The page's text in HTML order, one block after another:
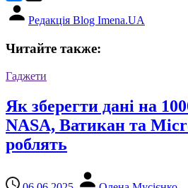
Редакція Blog Imena.UA
Читайте также:
Гаджети
Як зберегти дані на
NASA, Ватикан та
роблять